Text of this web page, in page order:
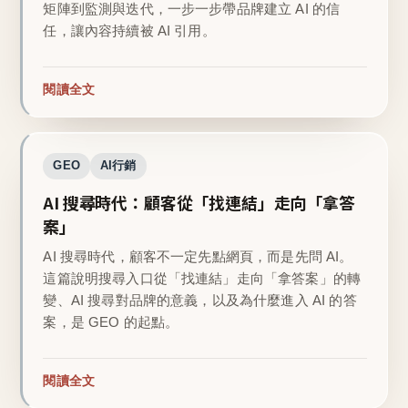
矩陣到監測與迭代，一步一步帶品牌建立 AI 的信
任，讓內容持續被 AI 引用。
閱讀全文
GEO AI行銷
AI 搜尋時代：顧客從「找連結」走向「拿答
案」
AI 搜尋時代，顧客不一定先點網頁，而是先問 AI。
這篇說明搜尋入口從「找連結」走向「拿答案」的轉
變、AI 搜尋對品牌的意義，以及為什麼進入 AI 的答
案，是 GEO 的起點。
閱讀全文